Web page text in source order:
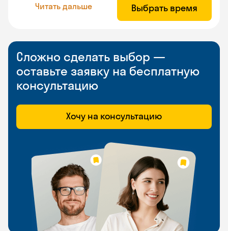
Читать дальше Выбрать время
Сложно сделать выбор —
оставьте заявку на бесплатную
консультацию
Хочу на консультацию